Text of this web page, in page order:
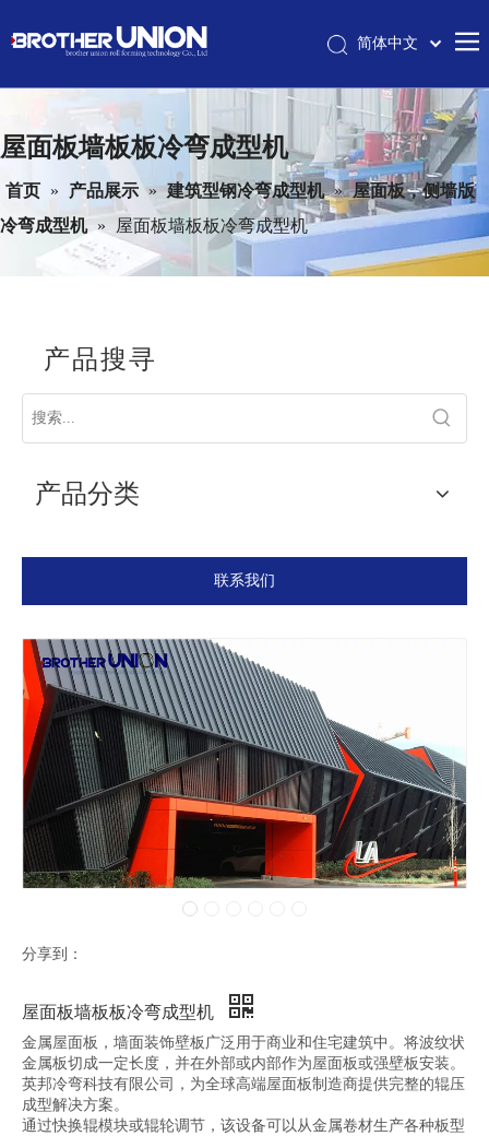
英邦简介
冷弯成型机械
冷弯成型和工艺
简体中文
English
屋面板墙板板冷弯成型机
首页 » 产品展示 » 建筑型钢冷弯成型机 » 屋面板，侧墙版
冷弯成型机 » 屋面板墙板板冷弯成型机
产品搜寻
产品分类
联系我们
分享到：
屋面板墙板板冷弯成型机
金属屋面板，墙面装饰壁板广泛用于商业和住宅建筑中。将波纹状
金属板切成一定长度，并在外部或内部作为屋面板或强壁板安装。
英邦冷弯科技有限公司，为全球高端屋面板制造商提供完整的辊压
成型解决方案。
通过快换辊模块或辊轮调节，该设备可以从金属卷材生产各种板型